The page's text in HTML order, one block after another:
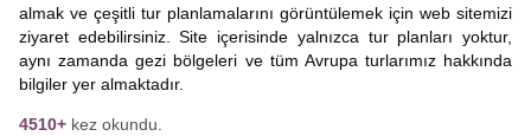
almak ve çeşitli tur planlamalarını görüntülemek için web sitemizi
ziyaret edebilirsiniz. Site içerisinde yalnızca tur planları yoktur,
aynı zamanda gezi bölgeleri ve tüm Avrupa turlarımız hakkında
bilgiler yer almaktadır.
4510+ kez okundu.